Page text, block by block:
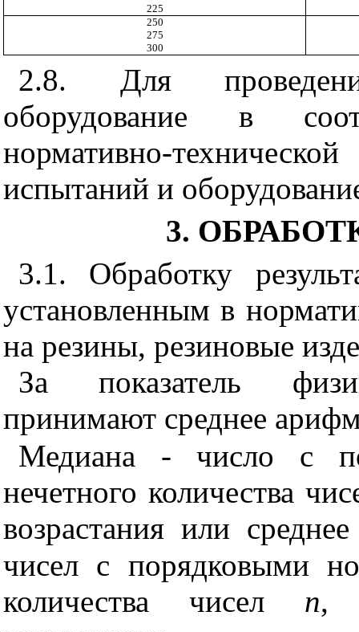
225
250
275
300
2.8. Для
оборудование в
нормативно-
испытаний и
3.
3.1. Обработку
установленным в
на резины, резиновые
За показатель
принимают среднее
Медиана - число с
нечетного количества
возрастания или
чисел с порядковыми
количества чисел n,